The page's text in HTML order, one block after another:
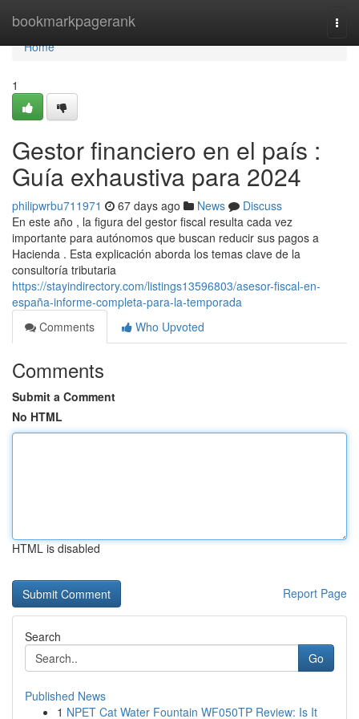
bookmarkpagerank
Home
Home
1
Gestor financiero en el país :
Guía exhaustiva para 2024
philipwrbu711971 67 days ago News
Discuss
En este año , la figura del gestor fiscal resulta cada vez
importante para autónomos que buscan reducir sus pagos a
Hacienda . Esta explicación aborda los temas clave de la
consultoría tributaria
https://stayindirectory.com/listings13596803/asesor-fiscal-en-
españa-informe-completa-para-la-temporada
Comments
Who Upvoted
Comments
Submit a Comment
No HTML
HTML is disabled
Report Page
Search
Go
Published News
1 NPET Cat Water Fountain WF050TP Review: Is It